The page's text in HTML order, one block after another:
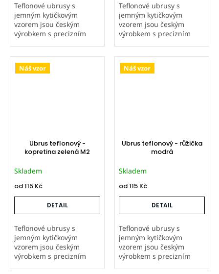
Teflonové ubrusy s
jemným kytičkovým
vzorem jsou českým
výrobkem s precizním
v naší firmě, což zaručuje
vysokou kvalitu. Teflonová
Teflonové ubrusy s
jemným kytičkovým
vzorem jsou českým
výrobkem s precizním
v naší firmě, což zaručuje
vysokou kvalitu. Teflonová
Náš vzor
Ubrus teflonový -
kopretina zelená M2
Skladem
od115 Kč
DETAIL
Teflonové ubrusy s
jemným kytičkovým
vzorem jsou českým
výrobkem s precizním
Náš vzor
Ubrus teflonový - růžička
modrá
Skladem
od115 Kč
DETAIL
Teflonové ubrusy s
jemným kytičkovým
vzorem jsou českým
výrobkem s precizním